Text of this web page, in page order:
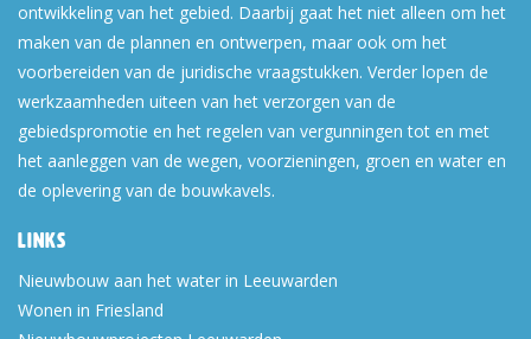
ontwikkeling van het gebied. Daarbij gaat het niet alleen om het
maken van de plannen en ontwerpen, maar ook om het
voorbereiden van de juridische vraagstukken. Verder lopen de
werkzaamheden uiteen van het verzorgen van de
gebiedspromotie en het regelen van vergunningen tot en met
het aanleggen van de wegen, voorzieningen, groen en water en
de oplevering van de bouwkavels.
Links
Nieuwbouw aan het water in Leeuwarden
Wonen in Friesland